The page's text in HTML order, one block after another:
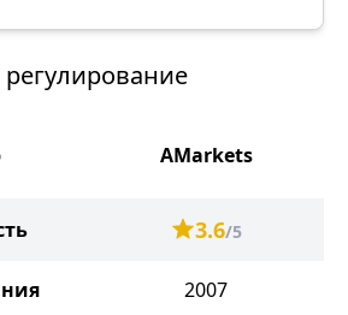
AMarkets
3.6/5
2007